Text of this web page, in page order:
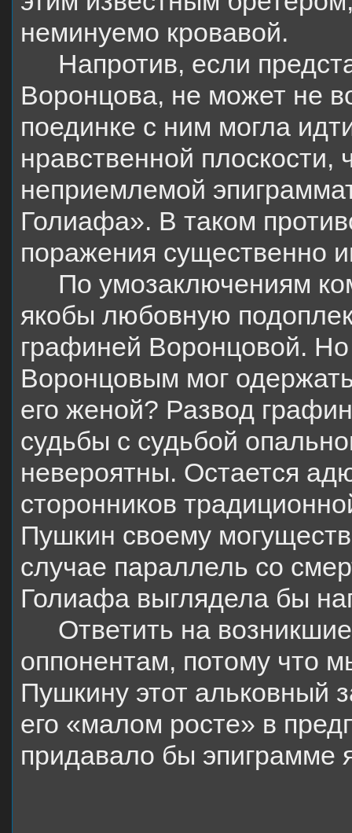
неминуемо кровавой.
Напротив, если
Воронцова, не может не
поединке с ним могла
нравственной плоскости,
неприемлемой
Голиафа». В таком
поражения существенно
По умозаключениям
якобы любовную
графиней Воронцовой.
Воронцовым мог
его женой? Развод
судьбы с судьбой
невероятны. Остается
сторонников
Пушкин своему
случае параллель со
Голиафа выглядела бы
Ответить на
оппонентам, потому что
Пушкину этот альковный
его «малом росте» в
придавало бы эпиграмме